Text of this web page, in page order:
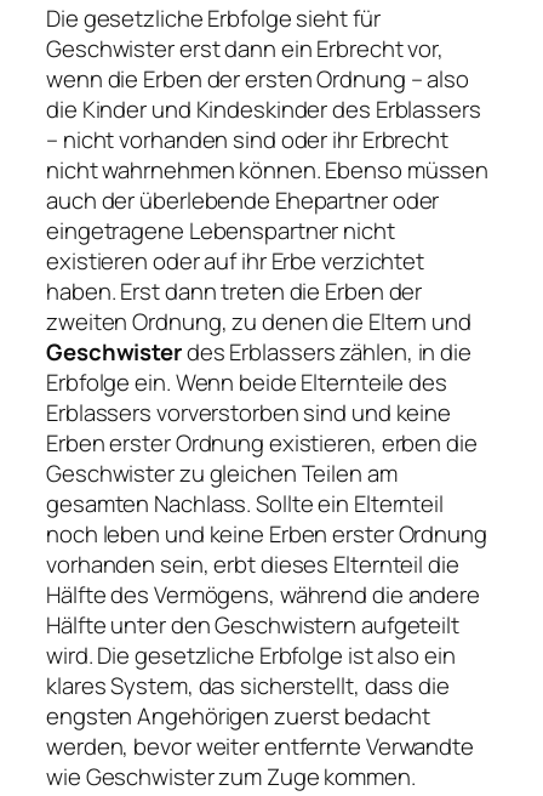
Die gesetzliche Erbfolge sieht für
Geschwister erst dann ein Erbrecht vor,
wenn die Erben der ersten Ordnung – also
die Kinder und Kindeskinder des Erblassers
– nicht vorhanden sind oder ihr Erbrecht
nicht wahrnehmen können. Ebenso müssen
auch der überlebende Ehepartner oder
eingetragene Lebenspartner nicht
existieren oder auf ihr Erbe verzichtet
haben. Erst dann treten die Erben der
zweiten Ordnung, zu denen die Eltern und
Geschwisterdes Erblassers zählen, in die
Erbfolge ein. Wenn beide Elternteile des
Erblassers vorverstorben sind und keine
Erben erster Ordnung existieren, erben die
Geschwister zu gleichen Teilen am
gesamten Nachlass. Sollte ein Elternteil
noch leben und keine Erben erster Ordnung
vorhanden sein, erbt dieses Elternteil die
Hälfte des Vermögens, während die andere
Hälfte unter den Geschwistern aufgeteilt
wird. Die gesetzliche Erbfolge ist also ein
klares System, das sicherstellt, dass die
engsten Angehörigen zuerst bedacht
werden, bevor weiter entfernte Verwandte
wie Geschwister zum Zuge kommen.